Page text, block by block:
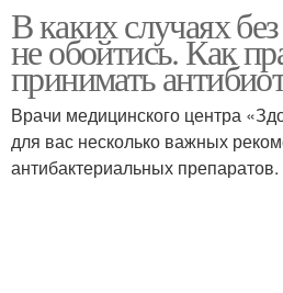
В каких случаях
не обойтись. Как
принимать
Врачи медицинского центра
для вас несколько важных
антибактериальных препаратов.